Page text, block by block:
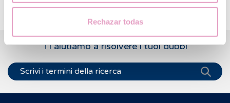
Rechazar todas
Ti aiutiamo a risolvere i tuoi dubbi